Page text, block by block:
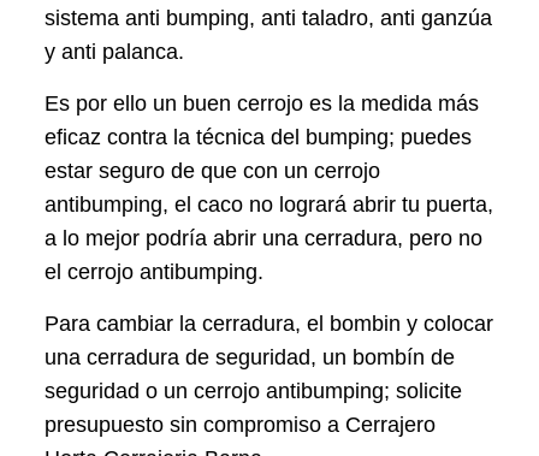
sistema anti bumping, anti taladro, anti ganzúa
y anti palanca.
Es por ello un buen cerrojo es la medida más
eficaz contra la técnica del bumping; puedes
estar seguro de que con un cerrojo
antibumping, el caco no logrará abrir tu puerta,
a lo mejor podría abrir una cerradura, pero no
el cerrojo antibumping.
Para cambiar la cerradura, el bombin y colocar
una cerradura de seguridad, un bombín de
seguridad o un cerrojo antibumping; solicite
presupuesto sin compromiso a Cerrajero